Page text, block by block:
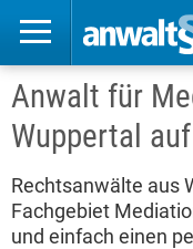
Anwalt für
Wuppertal
Rechtsanwälte aus
Fachgebiet
und einfach einen